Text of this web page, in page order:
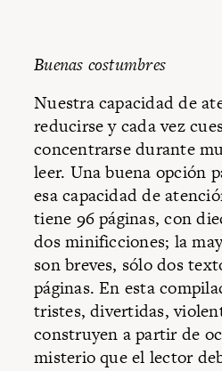
Buenas costumbres
Nuestra capacidad de
reducirse y cada vez
concentrarse durante
leer. Una buena opción
esa capacidad de
tiene 96 páginas, con
dos minificciones; la
son breves, sólo dos
páginas. En esta
tristes, divertidas,
construyen a partir de
misterio que el lector